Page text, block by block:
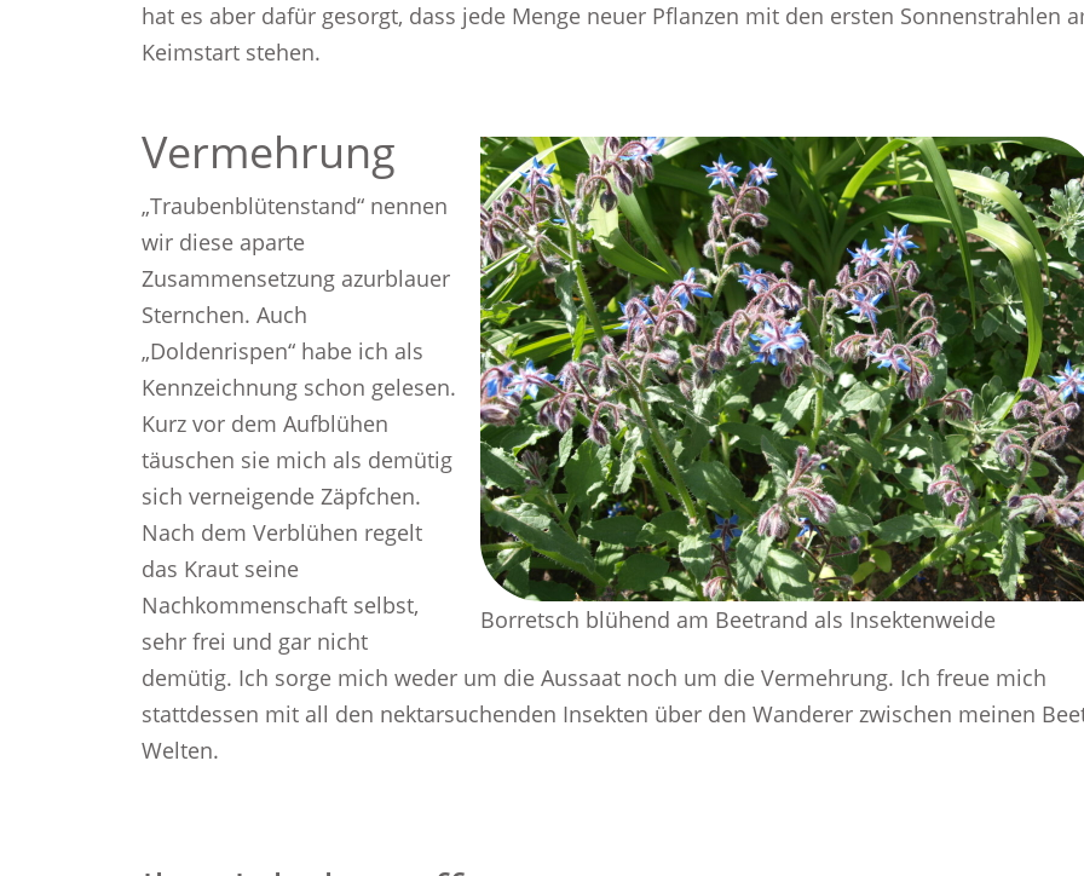
hat es aber dafür gesorgt, dass jede Menge neuer Pflanzen mit den ersten Sonnenstrahlen
Keimstart stehen.
Borretsch blühend am Beetrand als Insektenweide
Vermehrung
„Traubenblütenstand“ nennen
wir diese aparte
Zusammensetzung azurblauer
Sternchen. Auch
„Doldenrispen“ habe ich als
Kennzeichnung schon gelesen.
Kurz vor dem Aufblühen
täuschen sie mich als demütig
sich verneigende Zäpfchen.
Nach dem Verblühen regelt
das Kraut seine
Nachkommenschaft selbst,
sehr frei und gar nicht
demütig. Ich sorge mich weder um die Aussaat noch um die Vermehrung. Ich freue mich
stattdessen mit all den nektarsuchenden Insekten über den Wanderer zwischen meinen
Welten.